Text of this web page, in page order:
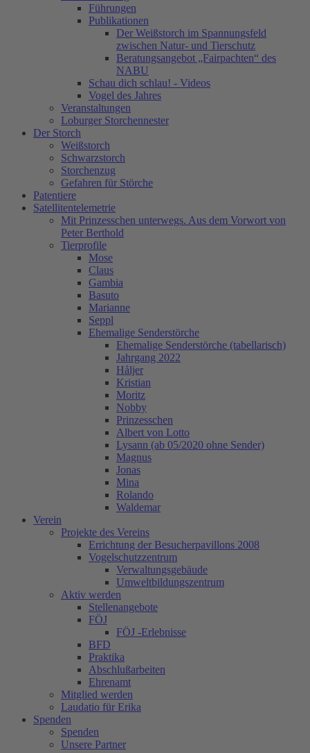
Führungen
Publikationen
Der Weißstorch im Spannungsfeld
zwischen Natur- und Tierschutz
Beratungsangebot „Fairpachten“ des
NABU
Schau dich schlau! - Videos
Vogel des Jahres
Veranstaltungen
Loburger Storchennester
Der Storch
Weißstorch
Schwarzstorch
Storchenzug
Gefahren für Störche
Patentiere
Satellitentelemetrie
Mit Prinzesschen unterwegs. Aus dem Vorwort von
Peter Berthold
Tierprofile
Mose
Claus
Gambia
Basuto
Marianne
Seppl
Ehemalige Senderstörche
Ehemalige Senderstörche (tabellarisch)
Jahrgang 2022
Håljer
Kristian
Moritz
Nobby
Prinzesschen
Albert von Lotto
Lysann (ab 05/2020 ohne Sender)
Magnus
Jonas
Mina
Rolando
Waldemar
Verein
Projekte des Vereins
Errichtung der Besucherpavillons 2008
Vogelschutzzentrum
Verwaltungsgebäude
Umweltbildungszentrum
Aktiv werden
Stellenangebote
FÖJ
FÖJ -Erlebnisse
BFD
Praktika
Abschlußarbeiten
Ehrenamt
Mitglied werden
Laudatio für Erika
Spenden
Spenden
Unsere Partner